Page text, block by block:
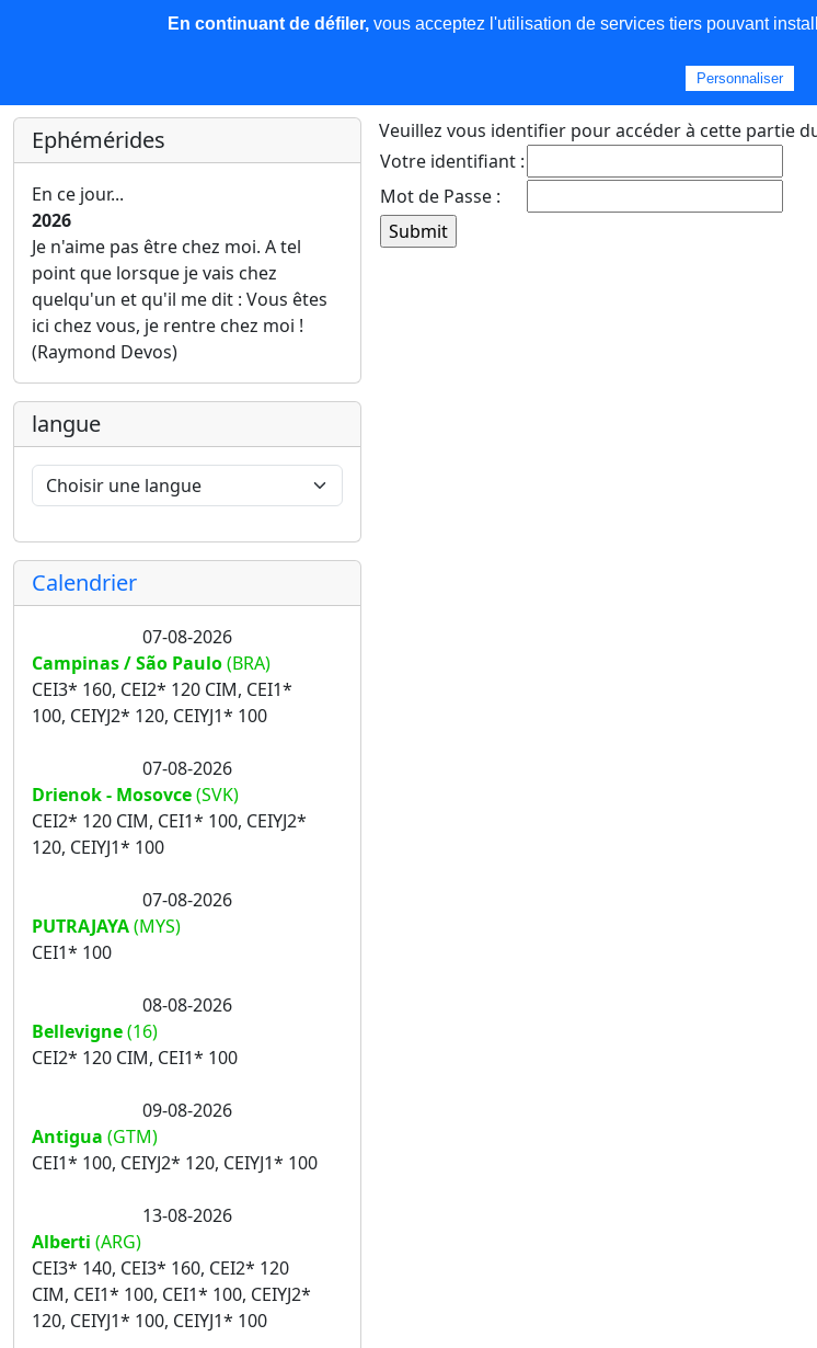
Les nouvelles Base de données Plus
Ephémérides
En ce jour...
2026
Je n'aime pas être chez moi. A tel
point que lorsque je vais chez
quelqu'un et qu'il me dit : Vous êtes
ici chez vous, je rentre chez moi !
(Raymond Devos)
langue
Calendrier
07-08-2026
Campinas / São Paulo(BRA)
CEI3* 160, CEI2* 120 CIM, CEI1*
100, CEIYJ2* 120, CEIYJ1* 100
07-08-2026
Drienok - Mosovce(SVK)
CEI2* 120 CIM, CEI1* 100, CEIYJ2*
120, CEIYJ1* 100
07-08-2026
PUTRAJAYA(MYS)
CEI1* 100
08-08-2026
Bellevigne(16)
CEI2* 120 CIM, CEI1* 100
09-08-2026
Antigua (GTM)
CEI1* 100, CEIYJ2* 120, CEIYJ1* 100
13-08-2026
Alberti (ARG)
CEI3* 140, CEI3* 160, CEI2* 120
CIM, CEI1* 100, CEI1* 100, CEIYJ2*
120, CEIYJ1* 100, CEIYJ1* 100
Veuillez vous identifier pour accéder à cette partie
Votre identifiant :
Mot de Passe :
En continuant de défiler,vous acceptez l'utilisation de services tiers pouvant
Personnaliser